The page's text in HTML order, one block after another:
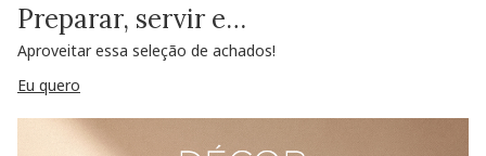
Preparar, servir e…
Aproveitar essa seleção de achados!
Eu quero